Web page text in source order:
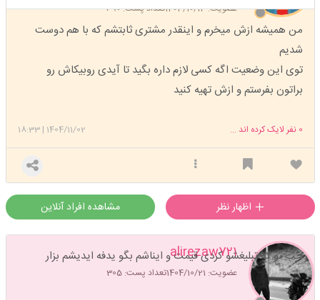
عضویت: 1403/10/13 تعداد پست: 690
من همیشه ازش میخرم و اینقدر مشتری ثابتشم که با هم دوست
شدیم
توی این وضعیت اگه کسی لازم داره بگید تا آیدی روبیکاش رو
براتون بفرستم و ازش تهیه کنید
1404/11/02
|
18:33 0 نفر لایک کرده اند ...
مشاهده افراد آنلاین
alirezaw721
عضویت: 1404/10/21 تعداد پست: 305
خب تو که تبلیغشو کردی قیمت و ایناشم بگو یدفه ایدیشم بزار